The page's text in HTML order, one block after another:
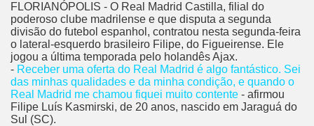
FLORIANÓPOLIS - O Real Madrid Castilla, filial do
poderoso clube madrilense e que disputa a segunda
divisão do futebol espanhol, contratou nesta segunda-feira
o lateral-esquerdo brasileiro Filipe, do Figueirense. Ele
jogou a última temporada pelo holandês Ajax.
- Receber uma oferta do Real Madrid é algo fantástico. Sei
das minhas qualidades e da minha condição, e quando o
Real Madrid me chamou fiquei muito contente - afirmou
Filipe Luís Kasmirski, de 20 anos, nascido em Jaraguá do
Sul (SC).